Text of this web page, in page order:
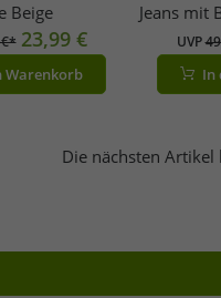
Beige
23,99 €
Warenkorb
Jeans mit
UVP
In
Die nächsten Artikel